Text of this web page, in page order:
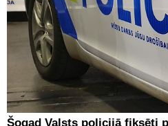
Šogad Valsts policijā fiksēti